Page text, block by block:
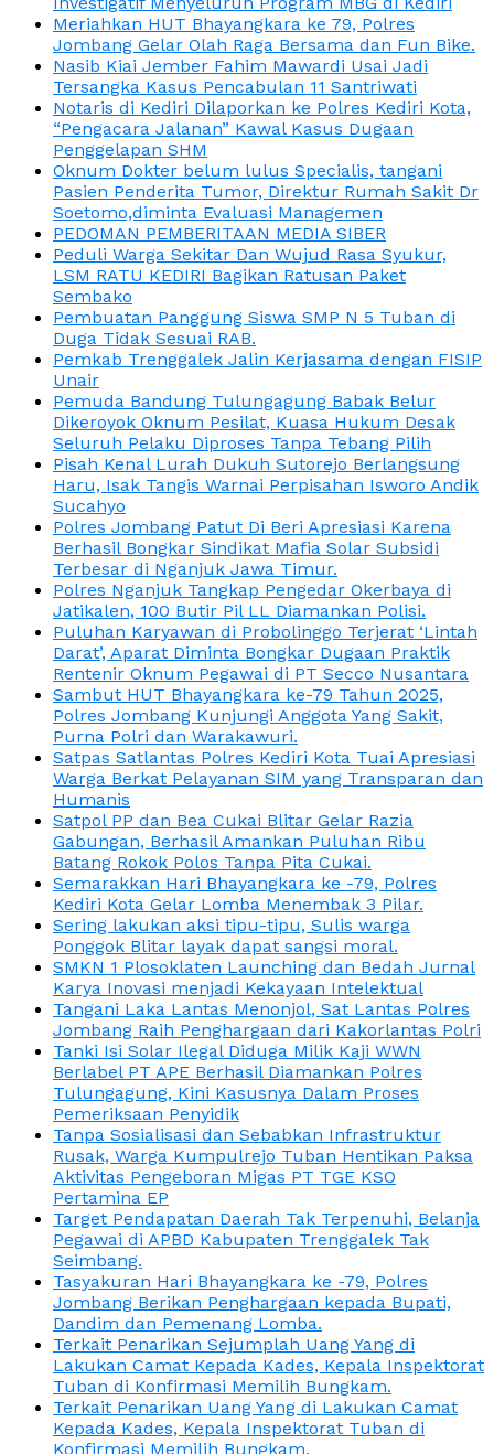
Meriahkan HUT Bhayangkara ke 79, Polres
Jombang Gelar Olah Raga Bersama dan Fun Bike.
Nasib Kiai Jember Fahim Mawardi Usai Jadi
Tersangka Kasus Pencabulan 11 Santriwati
Notaris di Kediri Dilaporkan ke Polres Kediri Kota,
“Pengacara Jalanan” Kawal Kasus Dugaan
Penggelapan SHM
Oknum Dokter belum lulus Specialis, tangani
Pasien Penderita Tumor, Direktur Rumah Sakit Dr
Soetomo,diminta Evaluasi Managemen
PEDOMAN PEMBERITAAN MEDIA SIBER
Peduli Warga Sekitar Dan Wujud Rasa Syukur,
LSM RATU KEDIRI Bagikan Ratusan Paket
Sembako
Pembuatan Panggung Siswa SMP N 5 Tuban di
Duga Tidak Sesuai RAB.
Pemkab Trenggalek Jalin Kerjasama dengan FISIP
Unair
Pemuda Bandung Tulungagung Babak Belur
Dikeroyok Oknum Pesilat, Kuasa Hukum Desak
Seluruh Pelaku Diproses Tanpa Tebang Pilih
Pisah Kenal Lurah Dukuh Sutorejo Berlangsung
Haru, Isak Tangis Warnai Perpisahan Isworo Andik
Sucahyo
Polres Jombang Patut Di Beri Apresiasi Karena
Berhasil Bongkar Sindikat Mafia Solar Subsidi
Terbesar di Nganjuk Jawa Timur.
Polres Nganjuk Tangkap Pengedar Okerbaya di
Jatikalen, 100 Butir Pil LL Diamankan Polisi.
Puluhan Karyawan di Probolinggo Terjerat ‘Lintah
Darat’, Aparat Diminta Bongkar Dugaan Praktik
Rentenir Oknum Pegawai di PT Secco Nusantara
Sambut HUT Bhayangkara ke-79 Tahun 2025,
Polres Jombang Kunjungi Anggota Yang Sakit,
Purna Polri dan Warakawuri.
Satpas Satlantas Polres Kediri Kota Tuai Apresiasi
Warga Berkat Pelayanan SIM yang Transparan dan
Humanis
Satpol PP dan Bea Cukai Blitar Gelar Razia
Gabungan, Berhasil Amankan Puluhan Ribu
Batang Rokok Polos Tanpa Pita Cukai.
Semarakkan Hari Bhayangkara ke -79, Polres
Kediri Kota Gelar Lomba Menembak 3 Pilar.
Sering lakukan aksi tipu-tipu, Sulis warga
Ponggok Blitar layak dapat sangsi moral.
SMKN 1 Plosoklaten Launching dan Bedah Jurnal
Karya Inovasi menjadi Kekayaan Intelektual
Tangani Laka Lantas Menonjol, Sat Lantas Polres
Jombang Raih Penghargaan dari Kakorlantas Polri
Tanki Isi Solar Ilegal Diduga Milik Kaji WWN
Berlabel PT APE Berhasil Diamankan Polres
Tulungagung, Kini Kasusnya Dalam Proses
Pemeriksaan Penyidik
Tanpa Sosialisasi dan Sebabkan Infrastruktur
Rusak, Warga Kumpulrejo Tuban Hentikan Paksa
Aktivitas Pengeboran Migas PT TGE KSO
Pertamina EP
Target Pendapatan Daerah Tak Terpenuhi, Belanja
Pegawai di APBD Kabupaten Trenggalek Tak
Seimbang.
Tasyakuran Hari Bhayangkara ke -79, Polres
Jombang Berikan Penghargaan kepada Bupati,
Dandim dan Pemenang Lomba.
Terkait Penarikan Sejumplah Uang Yang di
Lakukan Camat Kepada Kades, Kepala Inspektorat
Tuban di Konfirmasi Memilih Bungkam.
Terkait Penarikan Uang Yang di Lakukan Camat
Kepada Kades, Kepala Inspektorat Tuban di
Konfirmasi Memilih Bungkam.